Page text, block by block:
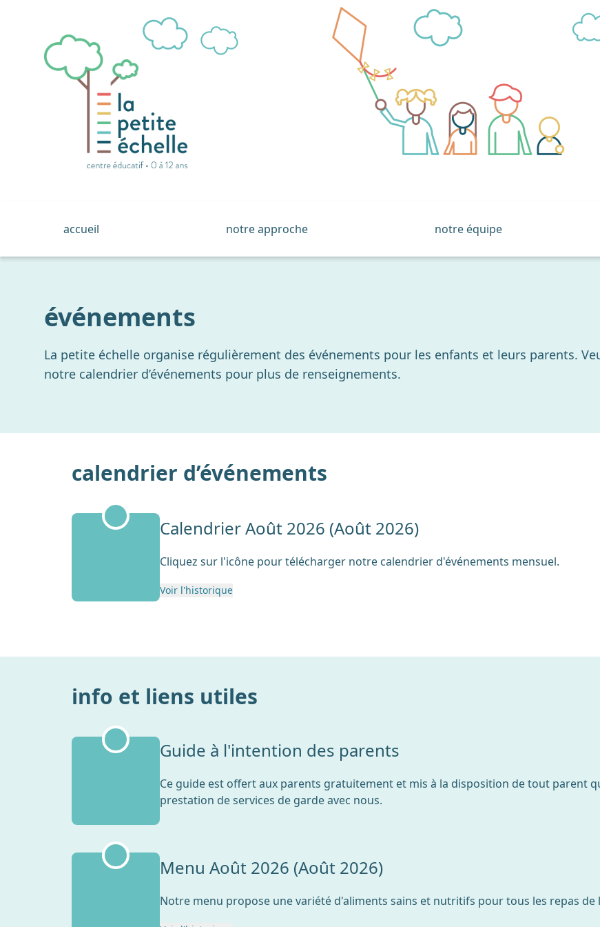
accueil
notre approche notre équipe
événements
La petite échelle organise régulièrement des événements pour les enfants et leurs parents.
notre calendrier d’événements pour plus de renseignements.
calendrier d’événements
Calendrier Août 2026 (Août 2026)
Cliquez sur l'icône pour télécharger notre calendrier d'événements mensuel.
Voir l'historique
info et liens utiles
Guide à l'intention des parents
Ce guide est offert aux parents gratuitement et mis à la disposition de tout parent
prestation de services de garde avec nous.
Menu Août 2026 (Août 2026)
Notre menu propose une variété d'aliments sains et nutritifs pour tous les repas de